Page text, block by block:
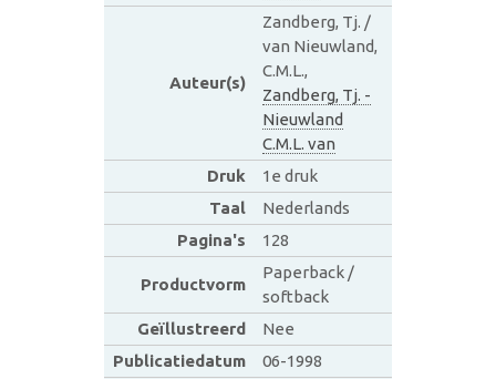
Auteur(s)
Zandberg, Tj. /
van Nieuwland,
C.M.L.,
Zandberg, Tj. -
Nieuwland
C.M.L. van
Druk
1e druk
Taal
Nederlands
Pagina's
128
Productvorm
Paperback /
softback
Geïllustreerd
Nee
Publicatiedatum
06-1998